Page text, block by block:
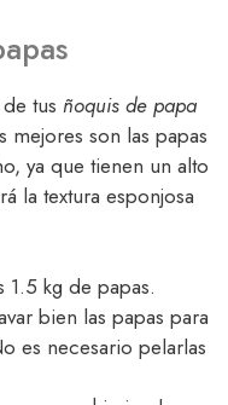
tus ñoquis de papa
mejores son las papas
ya que tienen un alto
la textura esponjosa
1.5 kg de papas.
bien las papas para
es necesario pelarlas